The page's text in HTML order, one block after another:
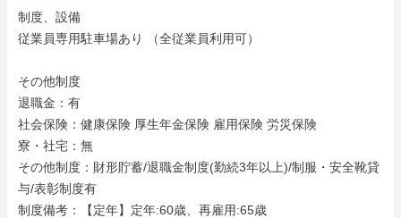
制度、設備
従業員専用駐車場あり （全従業員利用可）
その他制度
退職金：有
社会保険：健康保険 厚生年金保険 雇用保険 労災保険
寮・社宅：無
その他制度：財形貯蓄/退職金制度(勤続3年以上)/制服・安全靴貸
与/表彰制度有
制度備考：【定年】定年:60歳、再雇用:65歳